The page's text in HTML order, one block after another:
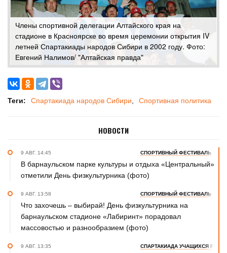
Члены спортивной делегации Алтайского края на
стадионе в Красноярске во время церемонии открытия IV
летней Спартакиады народов Сибири в 2002 году. Фото:
Евгений Налимов/ "Алтайская правда"
Теги: Спартакиада народов Сибири Спортивная политика
НОВОСТИ
9 АВГ. 14:45 СПОРТИВНЫЙ ФЕСТИВАЛЬ
В барнаульском парке культуры и отдыха «Центральный»
отметили День физкультурника (фото)
9 АВГ. 13:58 СПОРТИВНЫЙ ФЕСТИВАЛЬ
Что захочешь – выбирай! День физкультурника на
барнаульском стадионе «Лабиринт» порадовал
массовостью и разнообразием (фото)
9 АВГ. 13:35 СПАРТАКИАДА УЧАЩИХСЯ